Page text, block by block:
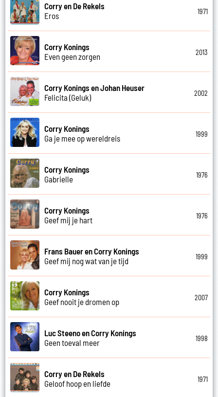
Corry en De Rekels
Eros
1971
Corry Konings
Even geen zorgen
2013
Corry Konings en Johan Heuser
Felicita (Geluk)
2002
Corry Konings
Ga je mee op wereldreis
1999
Corry Konings
Gabrielle
1976
Corry Konings
Geef mij je hart
1976
Frans Bauer en Corry Konings
Geef mij nog wat van je tijd
1999
Corry Konings
Geef nooit je dromen op
2007
Luc Steeno en Corry Konings
Geen toeval meer
1998
Corry en De Rekels
Geloof hoop en liefde
1971